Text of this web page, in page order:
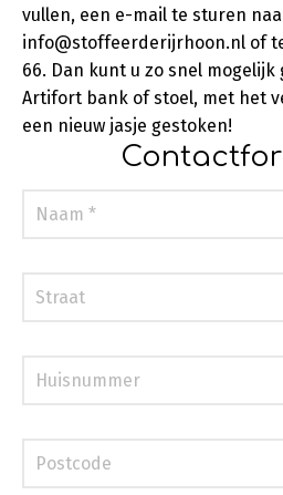
vullen, een e-mail te sturen
info@stoffeerderijrhoon.nl of
66. Dan kunt u zo snel mogelijk
Artifort bank of stoel, met het
een nieuw jasje gestoken!